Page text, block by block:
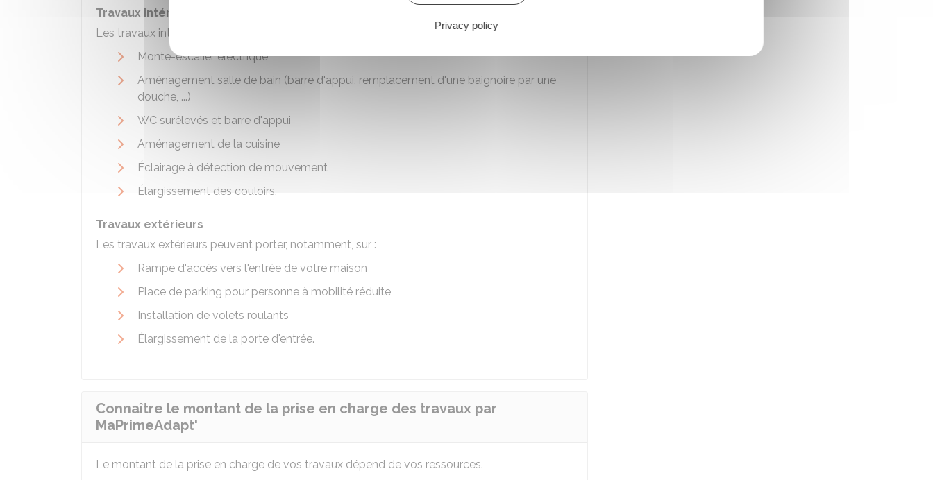
Travaux intérieurs
Les travaux intérieurs peuvent porter, notamment, sur :
Monte-escalier électrique
Aménagement salle de bain (barre d'appui, remplacement d'une baignoire par une
douche, ...)
WC surélevés et barre d'appui
Aménagement de la cuisine
Éclairage à détection de mouvement
Élargissement des couloirs.
Travaux extérieurs
Les travaux extérieurs peuvent porter, notamment, sur :
Rampe d'accès vers l'entrée de votre maison
Place de parking pour personne à mobilité réduite
Installation de volets roulants
Élargissement de la porte d'entrée.
Connaître le montant de la prise en charge des travaux par
MaPrimeAdapt'
Le montant de la prise en charge de vos travaux dépend de vos ressources.
Privacy policy